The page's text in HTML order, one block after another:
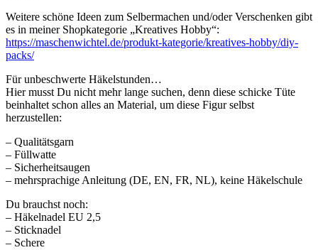
Weitere schöne Ideen zum Selbermachen und/oder Verschenken gibt
es in meiner Shopkategorie „Kreatives Hobby“:
https://maschenwichtel.de/produkt-kategorie/kreatives-hobby/diy-
packs/
Für unbeschwerte Häkelstunden…
Hier musst Du nicht mehr lange suchen, denn diese schicke Tüte
beinhaltet schon alles an Material, um diese Figur selbst
herzustellen:
– Qualitätsgarn
– Füllwatte
– Sicherheitsaugen
– mehrsprachige Anleitung (DE, EN, FR, NL), keine Häkelschule
Du brauchst noch:
– Häkelnadel EU 2,5
– Sticknadel
– Schere